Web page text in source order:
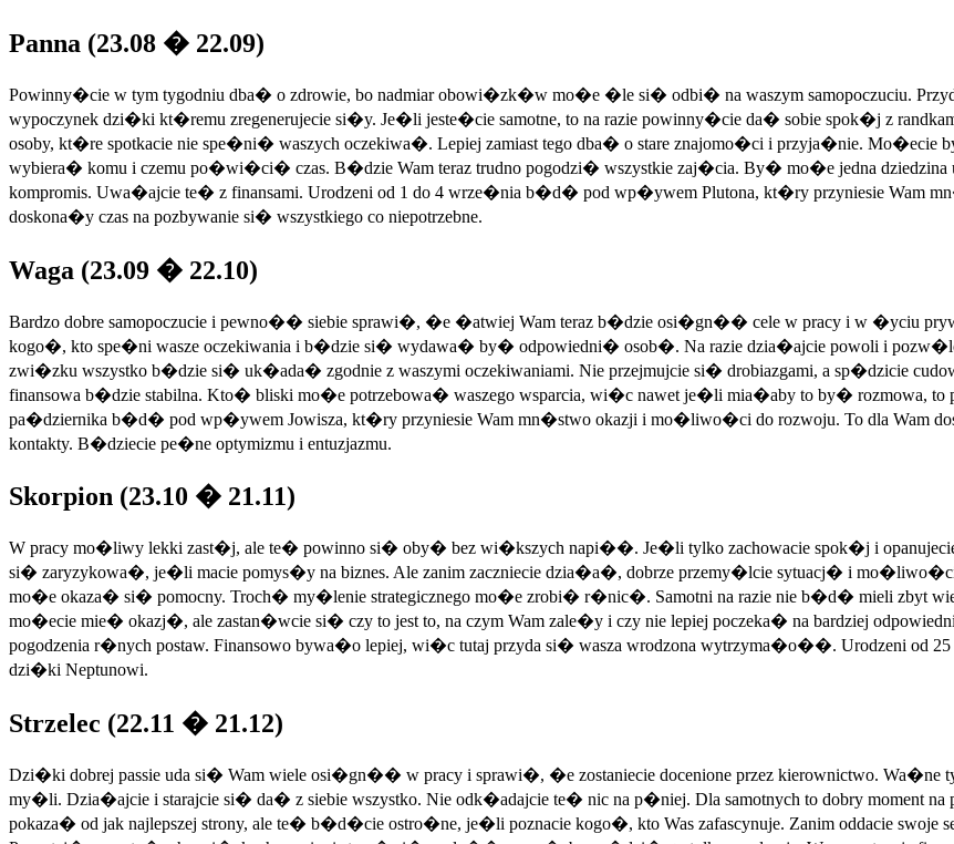
Panna (23.08 � 22.09)
Powinny�cie w tym tygodniu dba� o zdrowie, bo nadmiar obowi�zk�w mo�e �le si� odbi� na waszym samopoczuciu.
wypoczynek dzi�ki kt�remu zregenerujecie si�y. Je�li jeste�cie samotne, to na razie powinny�cie da� sobie spok�j z
osoby, kt�re spotkacie nie spe�ni� waszych oczekiwa�. Lepiej zamiast tego dba� o stare znajomo�ci i przyja�nie.
wybiera� komu i czemu po�wi�ci� czas. B�dzie Wam teraz trudno pogodzi� wszystkie zaj�cia. By� mo�e jedna
kompromis. Uwa�ajcie te� z finansami. Urodzeni od 1 do 4 wrze�nia b�d� pod wp�ywem Plutona, kt�ry przyniesie Wam
doskona�y czas na pozbywanie si� wszystkiego co niepotrzebne.
Waga (23.09 � 22.10)
Bardzo dobre samopoczucie i pewno�� siebie sprawi�, �e �atwiej Wam teraz b�dzie osi�gn�� cele w pracy i w �yciu
kogo�, kto spe�ni wasze oczekiwania i b�dzie si� wydawa� by� odpowiedni� osob�. Na razie dzia�ajcie powoli i
zwi�zku wszystko b�dzie si� uk�ada� zgodnie z waszymi oczekiwaniami. Nie przejmujcie si� drobiazgami, a sp�dzicie
finansowa b�dzie stabilna. Kto� bliski mo�e potrzebowa� waszego wsparcia, wi�c nawet je�li mia�aby to by� rozmowa, to
pa�dziernika b�d� pod wp�ywem Jowisza, kt�ry przyniesie Wam mn�stwo okazji i mo�liwo�ci do rozwoju. To dla Wam
kontakty. B�dziecie pe�ne optymizmu i entuzjazmu.
Skorpion (23.10 � 21.11)
W pracy mo�liwy lekki zast�j, ale te� powinno si� oby� bez wi�kszych napi��. Je�li tylko zachowacie spok�j i
si� zaryzykowa�, je�li macie pomys�y na biznes. Ale zanim zaczniecie dzia�a�, dobrze przemy�lcie sytuacj� i
mo�e okaza� si� pomocny. Troch� my�lenie strategicznego mo�e zrobi� r�nic�. Samotni na razie nie b�d� mieli zbyt
mo�ecie mie� okazj�, ale zastan�wcie si� czy to jest to, na czym Wam zale�y i czy nie lepiej poczeka� na bardziej
pogodzenia r�nych postaw. Finansowo bywa�o lepiej, wi�c tutaj przyda si� wasza wrodzona wytrzyma�o��. Urodzeni
dzi�ki Neptunowi.
Strzelec (22.11 � 21.12)
Dzi�ki dobrej passie uda si� Wam wiele osi�gn�� w pracy i sprawi�, �e zostaniecie docenione przez kierownictwo. Wa�ne
my�li. Dzia�ajcie i starajcie si� da� z siebie wszystko. Nie odk�adajcie te� nic na p�niej. Dla samotnych to dobry moment
pokaza� od jak najlepszej strony, ale te� b�d�cie ostro�ne, je�li poznacie kogo�, kto Was zafascynuje. Zanim oddacie swoje